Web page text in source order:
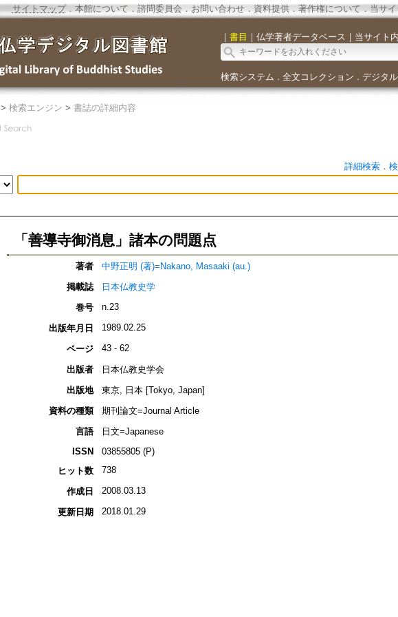
サイトマップ．本館について ． 諮問委員会． お問い合わせ． 資料提供． 著作権について．当サ
｜ 書目 ｜ 仏学著者データベース ｜ 当サイト内
検索システム ． 全文コレクション ． デジタ
> 検索エンジン > 書誌の詳細内容
詳細検索．
「善導寺御消息」諸本の問題点
著者
中野正明 (著)=Nakano, Masaaki (au.)
掲載誌
日本仏教史学
巻号
n.23
出版年月日 1989.02.25
ページ 43 - 62
出版者
日本仏教史学会
出版地
東京, 日本 [Tokyo, Japan]
資料の種類
期刊論文=Journal Article
言語
日文=Japanese
ISSN
03855805 (P)
ヒット数
738
作成日 2008.03.13
更新日期 2018.01.29